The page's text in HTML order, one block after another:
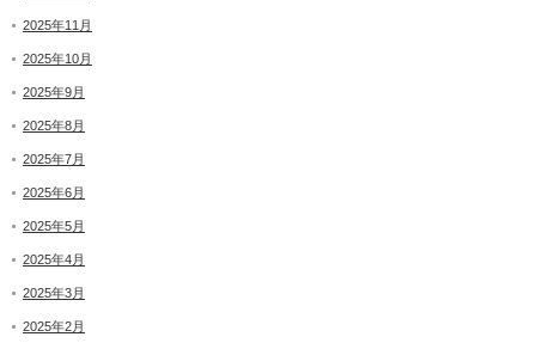
2025年11月
2025年10月
2025年9月
2025年8月
2025年7月
2025年6月
2025年5月
2025年4月
2025年3月
2025年2月